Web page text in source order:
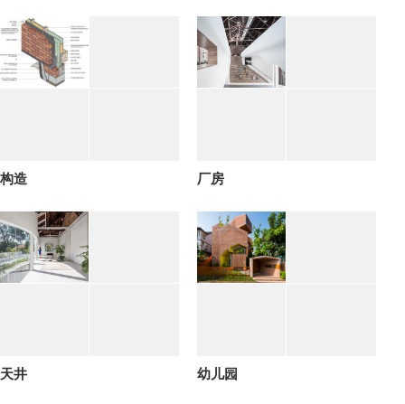
构造 厂房
天井 幼儿园